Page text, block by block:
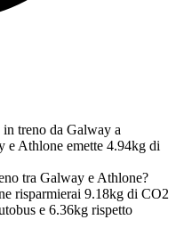
in treno da Galway a
e Athlone emette 4.94kg di
tra Galway e Athlone?
risparmierai 9.18kg di CO2
e 6.36kg rispetto